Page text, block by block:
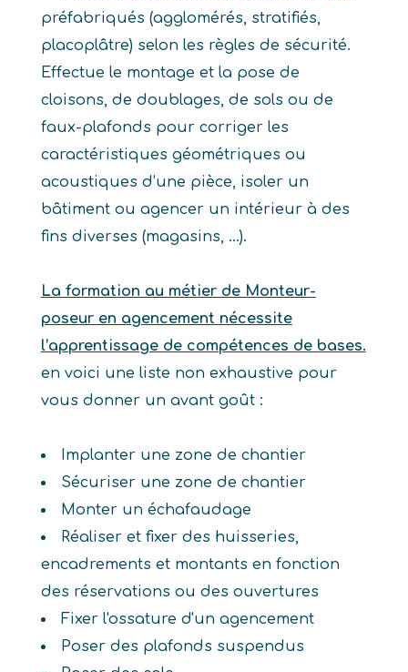
préfabriqués (agglomérés, stratifiés,
placoplâtre) selon les règles de sécurité.
Effectue le montage et la pose de
cloisons, de doublages, de sols ou de
faux-plafonds pour corriger les
caractéristiques géométriques ou
acoustiques d’une pièce, isoler un
bâtiment ou agencer un intérieur à des
fins diverses (magasins, …).
La formation au métier de Monteur-
poseur en agencement nécessite
l’apprentissage de compétences de bases.
en voici une liste non exhaustive pour
vous donner un avant goût :
Implanter une zone de chantier
Sécuriser une zone de chantier
Monter un échafaudage
Réaliser et fixer des huisseries,
encadrements et montants en fonction
des réservations ou des ouvertures
Fixer l'ossature d'un agencement
Poser des plafonds suspendus